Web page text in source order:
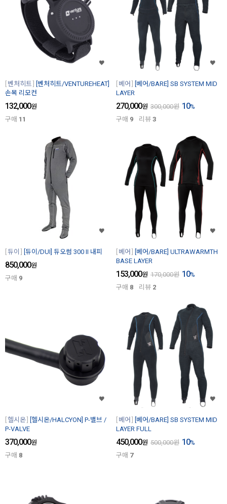
벤처히트
[벤처히트/VENTUREHEAT]
손목 리모컨
132,000원
구매 11
베어
[베어/BARE] SB SYSTEM MID
LAYER
270,000원 300,000원 10%
구매 9 리뷰 3
듀이 [듀이/DUI] 듀오썸 300 II 내피
850,000원
구매 9
베어
[베어/BARE] ULTRAWARMTH
BASE LAYER
153,000원 170,000원 10%
구매 8 리뷰 2
헬시온
[헬시온/HALCYON] P-밸브 /
P-VALVE
370,000원
구매 8
베어
[베어/BARE] SB SYSTEM MID
LAYER FULL
450,000원 500,000원 10%
구매 7